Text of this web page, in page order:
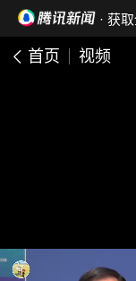
· 获
首页 视频